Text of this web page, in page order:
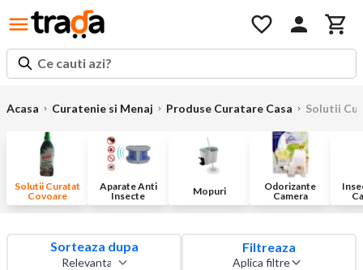
Ce cauti azi?
Acasa Curatenie si Menaj Produse Curatare Casa Solutii
Solutii Curatat
Covoare
Aparate Anti
Insecte
Mopuri
Odorizante
Camera
Sorteaza dupa Filtreaza
Aplica filtre